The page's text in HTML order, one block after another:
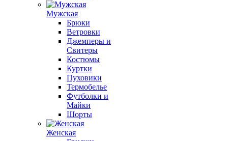
Мужская
Брюки
Ветровки
Джемперы и
Свитеры
Костюмы
Куртки
Пуховики
Термобелье
Футболки и
Майки
Шорты
Женская